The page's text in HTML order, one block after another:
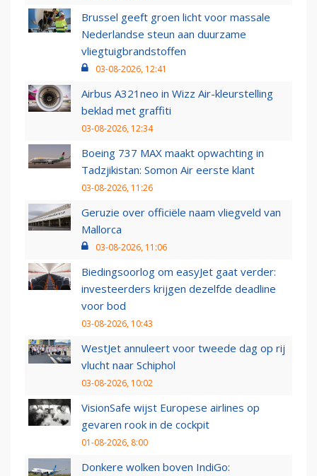
Brussel geeft groen licht voor massale
Nederlandse steun aan duurzame
vliegtuigbrandstoffen
03-08-2026, 12:41
Airbus A321neo in Wizz Air-kleurstelling
beklad met graffiti
03-08-2026, 12:34
Boeing 737 MAX maakt opwachting in
Tadzjikistan: Somon Air eerste klant
03-08-2026, 11:26
Geruzie over officiële naam vliegveld van
Mallorca
03-08-2026, 11:06
Biedingsoorlog om easyJet gaat verder:
investeerders krijgen dezelfde deadline
voor bod
03-08-2026, 10:43
WestJet annuleert voor tweede dag op rij
vlucht naar Schiphol
03-08-2026, 10:02
VisionSafe wijst Europese airlines op
gevaren rook in de cockpit
01-08-2026, 8:00
Donkere wolken boven IndiGo: